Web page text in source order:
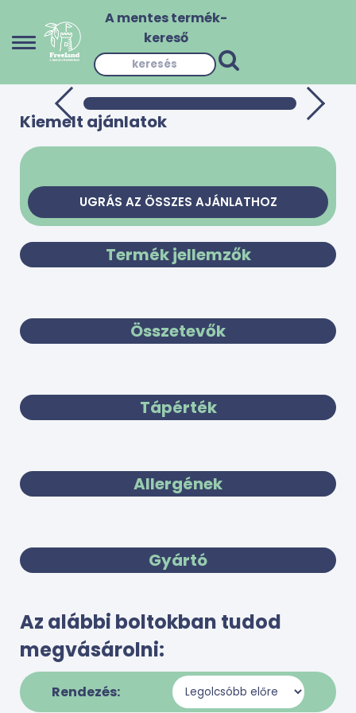
A mentes termék-
kereső
Kiemelt ajánlatok
UGRÁS AZ ÖSSZES AJÁNLATHOZ
Termék jellemzők
Összetevők
Tápérték
Allergének
Gyártó
Az alábbi boltokban tudod
megvásárolni:
Rendezés: